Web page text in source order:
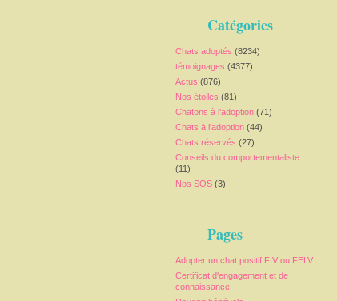
Catégories
Chats adoptés (8234)
témoignages (4377)
Actus (876)
Nos étoiles (81)
Chatons à l'adoption (71)
Chats à l'adoption (44)
Chats réservés (27)
Conseils du comportementaliste
(11)
Nos SOS (3)
Pages
Adopter un chat positif FIV ou FELV
Certificat d'engagement et de
connaissance